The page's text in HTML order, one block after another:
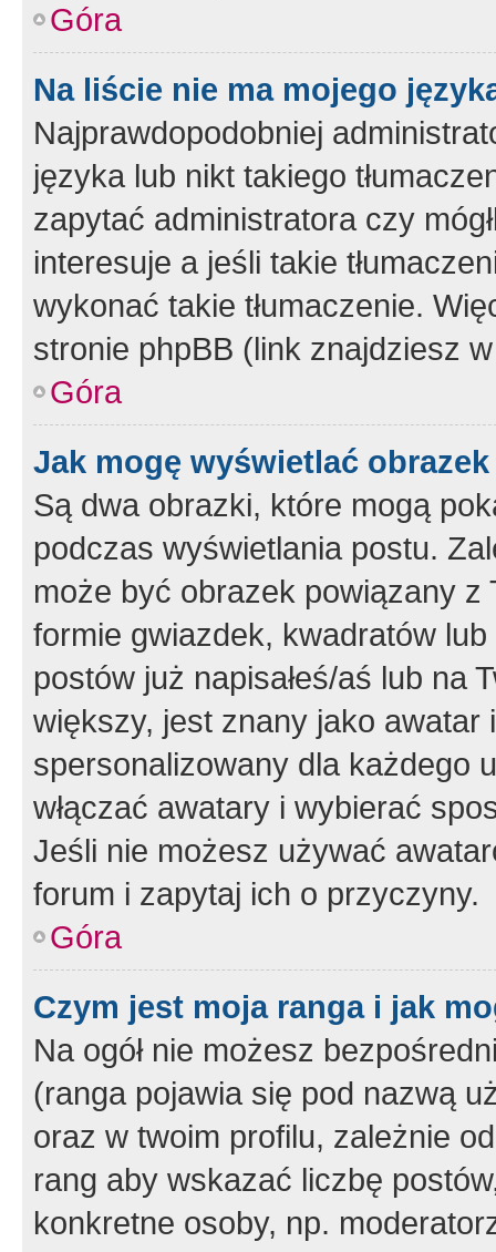
Góra
Na liście nie ma mojego
Najprawdopodobniej
języka lub nikt takiego
zapytać administratora czy
interesuje a jeśli takie
wykonać takie tłumaczenie.
stronie phpBB (link znajdziesz
Góra
Jak mogę wyświetlać
Są dwa obrazki, które mogą
podczas wyświetlania postu.
może być obrazek powiązany z
formie gwiazdek, kwadratów
postów już napisałeś/aś lub na
większy, jest znany jako
spersonalizowany dla każdego
włączać awatary i wybierać
Jeśli nie możesz używać
forum i zapytaj ich o przyczyny.
Góra
Czym jest moja ranga i jak
Na ogół nie możesz
(ranga pojawia się pod nazwą
oraz w twoim profilu, zależnie
rang aby wskazać liczbę
konkretne osoby, np.